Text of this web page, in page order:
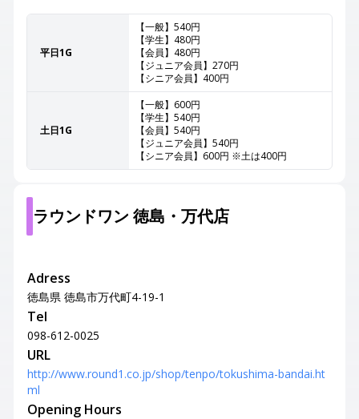
平日1G
【一般】540円
【学生】480円
【会員】480円
【ジュニア会員】270円
【シニア会員】400円
土日1G
【一般】600円
【学生】540円
【会員】540円
【ジュニア会員】540円
【シニア会員】600円 ※土は400円
ラウンドワン 徳島・万代店
Adress
徳島県 徳島市万代町4-19-1
Tel
098-612-0025
URL
http://www.round1.co.jp/shop/tenpo/tokushima-bandai.ht
ml
Opening Hours